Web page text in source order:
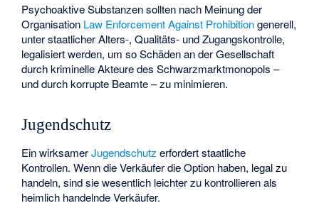
Psychoaktive Substanzensollten nach Meinung der
Organisation Law Enforcement Against Prohibitiongenerell,
unter staatlicher Alters-, Qualitäts- und Zugangskontrolle,
legalisiert werden, um so Schäden an der Gesellschaft
durch kriminelle Akteure des Schwarzmarktmonopols –
und durch korrupte Beamte – zu minimieren.
Jugendschutz
Ein wirksamerJugendschutz erfordert staatliche
Kontrollen. Wenn die Verkäufer die Option haben, legal zu
handeln, sind sie wesentlich leichter zu kontrollieren als
heimlich handelnde Verkäufer.